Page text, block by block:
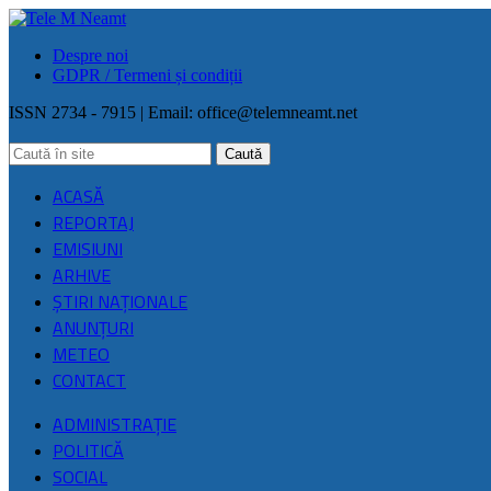
Despre noi
GDPR / Termeni și condiții
ISSN 2734 - 7915 | Email: office@telemneamt.net
ACASĂ
REPORTAJ
EMISIUNI
ARHIVE
ŞTIRI NAŢIONALE
ANUNȚURI
METEO
CONTACT
ADMINISTRAȚIE
POLITICĂ
SOCIAL